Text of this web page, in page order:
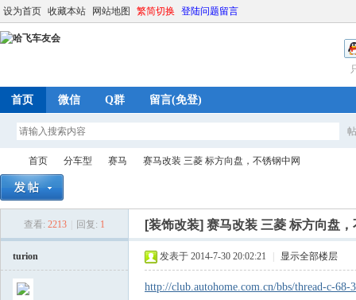
设为首页 收藏本站 网站地图 繁简切换 登陆问题留言
首页 微信 Q群 留言(免登)
首页
›
分车型
›
赛马 赛马改装 三菱 标方向盘，不锈钢中网
查看: 2213 回复: 1 [装饰改装] 赛马改装 三菱 标方向盘
turion 发表于 2014-7-30 20:02:21 显示全部楼层
http://club.autohome.com.cn/bbs/thread-c-68-